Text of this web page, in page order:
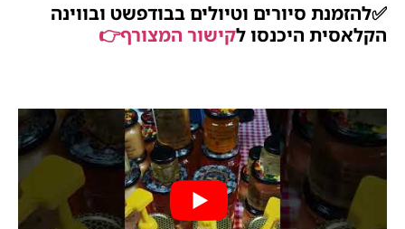
✅להזמנת סיורים וטיולים בבודפשט ובווינה
הקלאסית היכנסו לקישור המצורף👉